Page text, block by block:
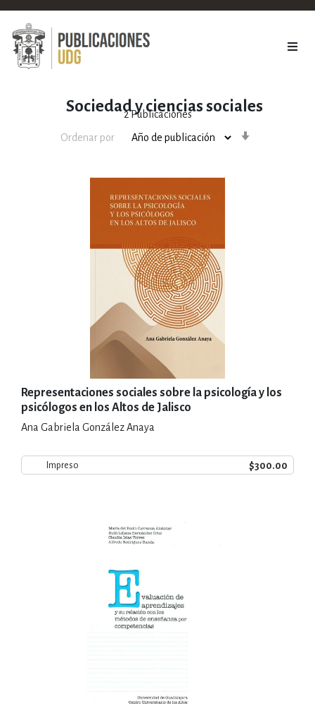
Sociedad y ciencias sociales
2Publicaciones
Ordenar por
Representaciones sociales sobre la psicología y los
psicólogos en los Altos de Jalisco
Ana Gabriela González Anaya
Impreso $300.00